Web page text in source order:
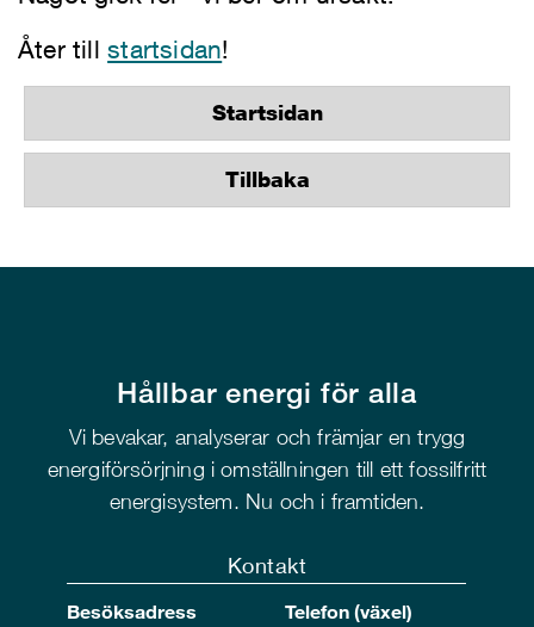
Åter tillstartsidan!
Startsidan
Tillbaka
Hållbar energi för alla
Vi bevakar, analyserar och främjar en trygg
energiförsörjning i omställningen till ett fossilfritt
energisystem. Nu och i framtiden.
Kontakt
Besöksadress
Telefon (växel)